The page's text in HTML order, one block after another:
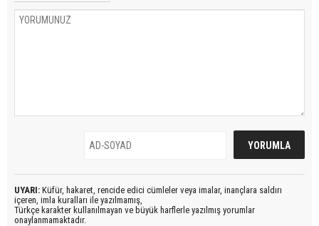
UYARI: Küfür, hakaret, rencide edici cümleler veya imalar, inançlara saldırı
içeren, imla kuralları ile yazılmamış,
Türkçe karakter kullanılmayan ve büyük harflerle yazılmış yorumlar
onaylanmamaktadır.